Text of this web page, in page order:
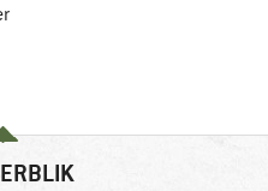
- oplysningerne får du